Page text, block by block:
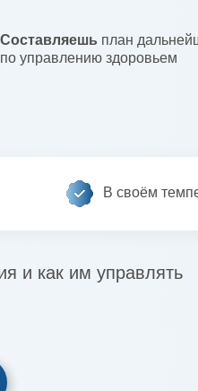
Составляешь план
по управлению здоровьем
и как им управлять
В своём